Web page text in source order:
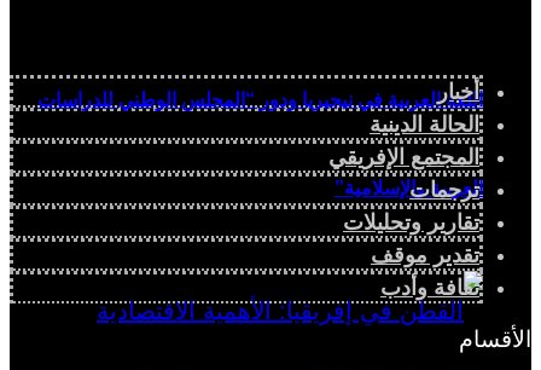
اللغة العربية في نيجيريا ودور “المجلس الوطني للدراسات
العربية والإسلامية”
أخبار
الحالة الدينية
المجتمع الإفريقي
ترجمات
تقارير وتحليلات
تقدير موقف
ثقافة وأدب
الأقسام